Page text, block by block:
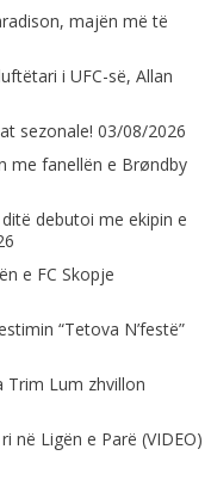
majën më të
i UFC-së, Allan
sezonale! 03/08/2026
me fanellën e Brøndby
debutoi me ekipin e
e FC Skopje
“Tetova N’festë”
Trim Lum zhvillon
në Ligën e Parë (VIDEO)